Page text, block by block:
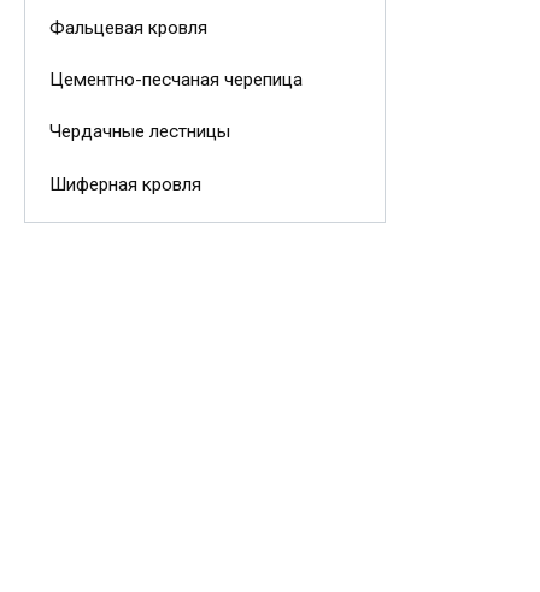
Фальцевая кровля
Цементно-песчаная черепица
Чердачные лестницы
Шиферная кровля